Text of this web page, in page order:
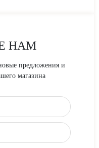
НАМ
предложения и
магазина